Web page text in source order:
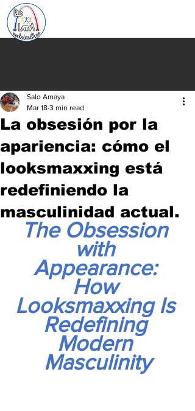
La obsesión por la
apariencia: cómo el
looksmaxxing está
redefiniendo la
masculinidad actual.
Salo Amaya
Mar 18 3 min read
The Obsession
with
Appearance:
How
Looksmaxxing Is
Redefining
Modern
Masculinity